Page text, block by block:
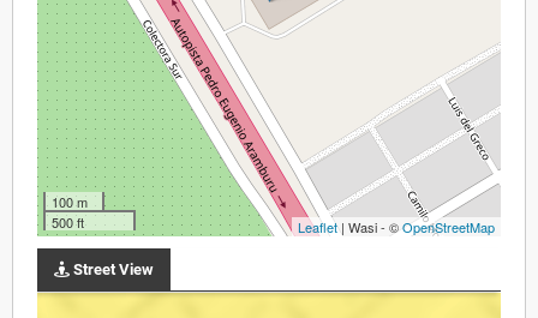
100 m
500 ft
Leaflet| Wasi - ©OpenStreetMap
Street View